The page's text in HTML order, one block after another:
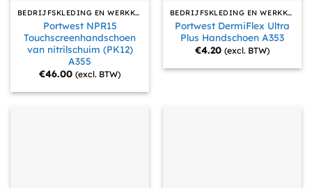
BEDRIJFSKLEDING EN WERKKLEDING
Portwest NPR15
Touchscreenhandschoen
van nitrilschuim (PK12)
A355
€46.00 (excl. BTW)
BEDRIJFSKLEDING EN WERKKLEDING
Portwest DermiFlex Ultra
Plus Handschoen A353
€4.20 (excl. BTW)